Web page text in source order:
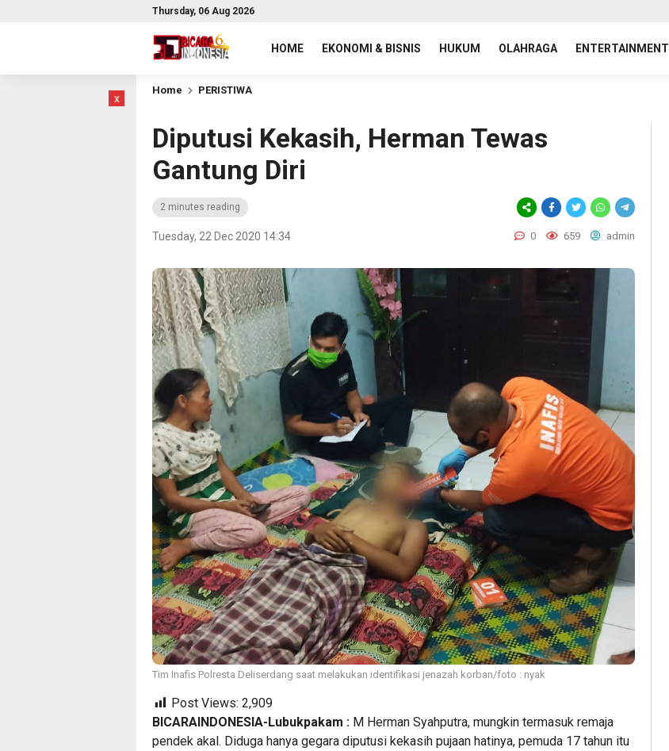
Thursday, 06 Aug 2026
HOME EKONOMI & BISNIS HUKUM OLAHRAGA ENTERTAINMENT
x
Home PERISTIWA
Diputusi Kekasih, Herman Tewas
Gantung Diri
2 minutes reading
Tuesday, 22 Dec 2020 14:34 0 659 admin
Tim Inafis Polresta Deliserdang saat melakukan identifikasi jenazah korban/foto : nyak
Post Views: 2,909
BICARAINDONESIA-Lubukpakam : M Herman Syahputra, mungkin termasuk remaja
pendek akal. Diduga hanya gegara diputusi kekasih pujaan hatinya, pemuda 17 tahun itu